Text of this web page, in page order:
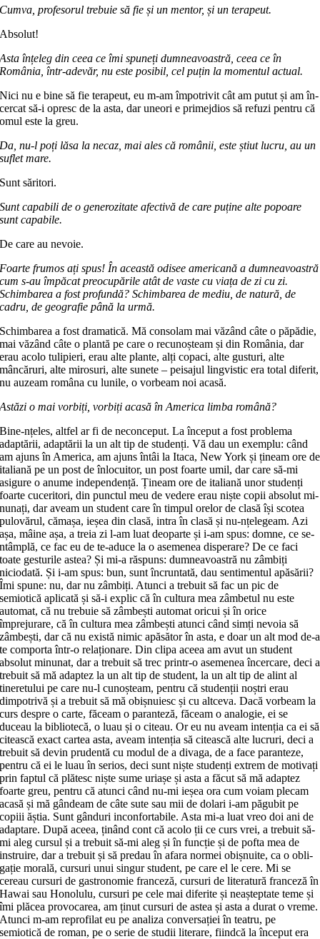
Cumva, profesorul trebuie să fie și un mentor, și un terapeut.
Absolut!
Asta înțeleg din ceea ce îmi spuneți dum­neavoastră, ceea ce în
România, în­tr-adevăr, nu este posibil, cel puțin la mo­mentul actual.
Nici nu e bine să fie terapeut, eu m-am împotrivit cât am putut și am în­
cer­cat să-i opresc de la asta, dar uneori e primejdios să refuzi pentru că
omul este la greu.
Da, nu-l poți lăsa la necaz, mai ales că românii, este știut lucru, au un
suflet mare.
Sunt săritori.
Sunt capabili de o generozitate afec­tivă de care puține alte popoare
sunt capabile.
De care au nevoie.
Foarte frumos ați spus! În această odisee americană a dumneavoastră
cum s-au împăcat preocupările atât de vaste cu viața de zi cu zi.
Schimbarea a fost profundă? Schimbarea de mediu, de natură, de
cadru, de geografie până la urmă.
Schimbarea a fost dramatică. Mă con­solam mai văzând câte o păpădie,
mai văzând câte o plantă pe care o recu­noșteam și din România, dar
erau acolo tulipieri, erau alte plante, alți copaci, alte gusturi, alte
mâncăruri, alte miro­suri, alte sunete – peisajul lingvistic era to­tal diferit,
nu auzeam româna cu lunile, o vorbeam noi acasă.
Astăzi o mai vorbiți, vorbiți acasă în America limba română?
Bine-nțeles, altfel ar fi de necon­ce­put. La început a fost problema
adaptă­rii, adaptării la un alt tip de studenți. Vă dau un exemplu: când
am ajuns în America, am ajuns întâi la Itaca, New York și țineam ore de
italiană pe un post de înlocuitor, un post foarte umil, dar ca­­re să-mi
asigure o anume independență. Țineam ore de italiană unor studenți
foarte cuceritori, din punctul meu de ve­dere erau niște copii absolut mi­
nu­nați, dar aveam un student care în tim­pul orelor de clasă își scotea
pulovărul, cămașa, ieșea din clasă, intra în clasă și nu-nțelegeam. Azi
așa, mâine așa, a treia zi l-am luat deoparte și i-am spus: dom­ne, ce se-
ntâmplă, ce fac eu de te-aduce la o asemenea disperare? De ce faci
toate gesturile astea? Și mi-a răspuns: dum­nea­voastră nu zâmbiți
niciodată. Și i-am spus: bun, sunt încruntată, dau senti­men­tul apăsării?
Îmi spune: nu, dar nu zâmbiți. Atunci a trebuit să fac un pic de
semiotică aplicată și să-i explic că în cultura mea zâmbetul nu este
automat, că nu trebuie să zâmbești automat ori­cui și în orice
împrejurare, că în cultura mea zâmbești atunci când simți nevoia să
zâmbești, dar că nu există nimic apă­sător în asta, e doar un alt mod de-a
te comporta într-o relaționare. Din clipa aceea am avut un student
absolut mi­nunat, dar a trebuit să trec printr-o asemenea încercare, deci a
trebuit să mă adaptez la un alt tip de student, la un alt tip de alint al
tineretului pe care nu-l cunoșteam, pentru că studenții noștri erau
dimpotrivă și a trebuit să mă obiș­nu­iesc și cu altceva. Dacă vorbeam la
curs despre o carte, făceam o paranteză, fă­ceam o analogie, ei se
duceau la biblio­te­că, o luau și o citeau. Or eu nu aveam intenția ca ei să
citească exact cartea asta, aveam intenția să citească alte lucruri, deci a
trebuit să devin prudentă cu mo­dul de a divaga, de a face paranteze,
pen­tru că ei le luau în serios, deci sunt niște studenți extrem de motivați
prin faptul că plătesc niște sume uriașe și asta a fă­cut să mă adaptez
foarte greu, pentru că atunci când nu-mi ieșea ora cum voiam plecam
acasă și mă gândeam de câte sute sau mii de dolari i-am păgubit pe
copiii ăștia. Sunt gânduri inconfortabile. Asta mi-a luat vreo doi ani de
adaptare. După aceea, ținând cont că acolo ții ce curs vrei, a trebuit să-
mi aleg cursul și a tre­buit să-mi aleg și în funcție și de pofta mea de
instruire, dar a trebuit și să pre­dau în afara normei obișnuite, ca o obli­
ga­ție morală, cursuri unui singur stu­dent, pe care el le cere. Mi se
cereau cursuri de gastronomie franceză, cursuri de literatură franceză în
Hawai sau Honolulu, cursuri pe cele mai diferite și ne­așteptate teme și
îmi plăcea provo­ca­rea, am ținut cursuri de astea și asta a du­rat o vreme.
Atunci m-am reprofilat eu pe analiza conversației în teatru, pe
semiotică de roman, pe o serie de studii literare, fiindcă la început era